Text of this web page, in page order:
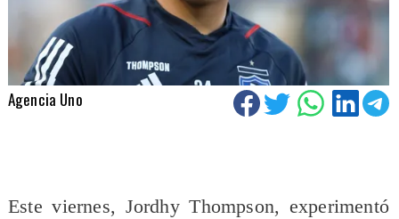
Agencia Uno
Este viernes, Jordhy Thompson, experimentó